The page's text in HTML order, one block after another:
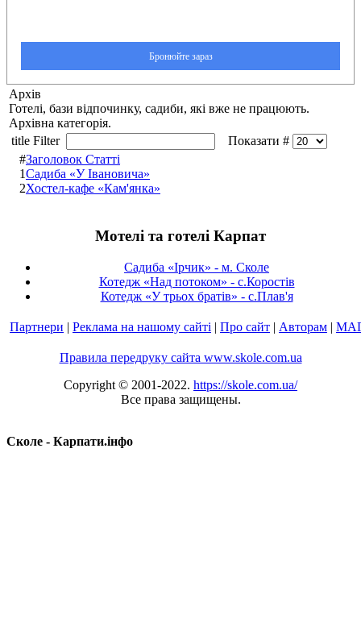
Архів
Готелі, бази відпочинку, садиби, які вже не працюють.
Архівна категорія.
title Filter
Показати #
#Заголовок Статті
1Садиба «У Івановича»
2Хостел-кафе «Кам'янка»
Мотелі та готелі Карпат
Садиба «Ірчик» - м. Сколе
Котедж «Над потоком» - с.Коростів
Котедж «У трьох братів» - с.Плав'я
Партнери | Реклама на нашому сайті | Про сайт | Авторам |
Правила передруку сайта www.skole.com.ua
Copyright © 2001-2022. https://skole.com.ua/
Все права защищены.
Сколе - Карпати.інфо